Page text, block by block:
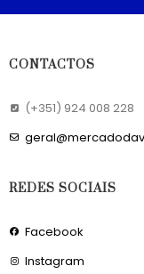
CONTACTOS
(+351) 924 008 228
REDES SOCIAIS
Facebook
Instagram